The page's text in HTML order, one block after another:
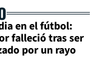
en el fútbol:
falleció tras ser
por un rayo